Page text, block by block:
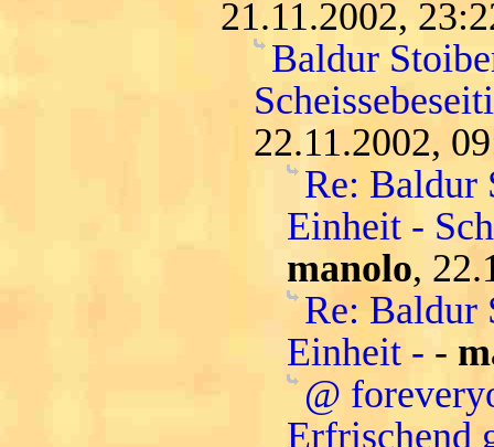
21.11.2002,
Baldur
22.11.2002,
Re: Baldur
Einheit -
manolo,
Re: Baldur
Einheit - -
@
Erfrischend